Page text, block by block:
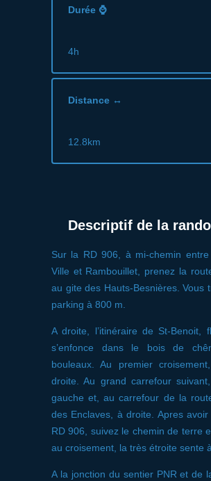
Durée ⌚
4h
Distance ↔
12.8km
Descriptif de la
Sur la RD 906, à mi-chemin entre
Ville et Rambouillet, prenez la
au gite des Hauts-Besnières. Vous
parking à 800 m.
A droite, l’itinéraire de St-Benoit,
s’enfonce dans le bois de
bouleaux. Au premier
droite. Au grand carrefour
gauche et, au carrefour de la
des Enclaves, à droite. Apres
RD 906, suivez le chemin de terre
au croisement, la très étroite sente
A la jonction du sentier PNR et de